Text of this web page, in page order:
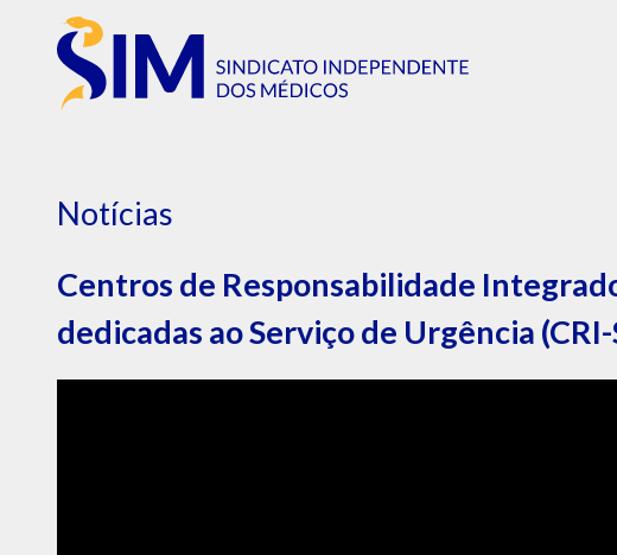
Notícias
Centros de Responsabilidade
dedicadas ao Serviço de Urgência